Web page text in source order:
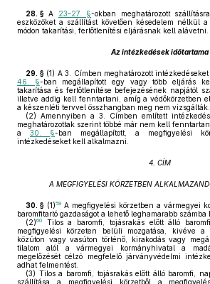
28. § A 23–27. §-okban meghatározott
eszközöket a szállítást követően késedelem nélkül a
módon takarítási, fertőtlenítési eljárásnak kell alávetni.
Az intézkedések időtartama
29. § (1) A 3. Címben meghatározott
46. §-ban megállapított egy vagy több eljárás
takarítása és fertőtlenítése befejezésének napjától
illetve addig kell fenntartani, amíg a védőkörzetben
a készenléti tervvel összhangban meg nem vizsgálták.
(2) Amennyiben a 3. Címben említett
meghatározottak szerint többé már nem kell
a 30. §-ban megállapított, a megfigyelési
intézkedéseket kell alkalmazni.
4. CÍM
A MEGFIGYELÉSI KÖRZETBEN
30. § (1)59 A megfigyelési körzetben a vármegyei
baromfitartó gazdaságot a lehető leghamarabb számba
(2)60
Tilos a baromfi, tojásrakás előtt álló
megfigyelési körzeten belüli mozgatása, kivéve a
közúton vagy vasúton történő, kirakodás vagy
tilalom alól a vármegyei kormányhivatal a
megelőzését célzó megfelelő járványvédelmi
adhat felmentést.
(3) Tilos a baromfi, tojásrakás előtt álló baromfi,
szállítása a megfigyelési körzetből a